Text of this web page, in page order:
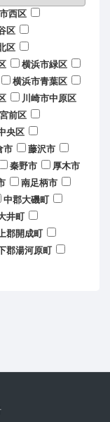
西区
区
区
横浜市緑区
横浜市青葉区
川崎市中原区
前区
央区
市
藤沢市
秦野市
厚木市
南足柄市
中郡大磯町
井町
郡開成町
郡湯河原町